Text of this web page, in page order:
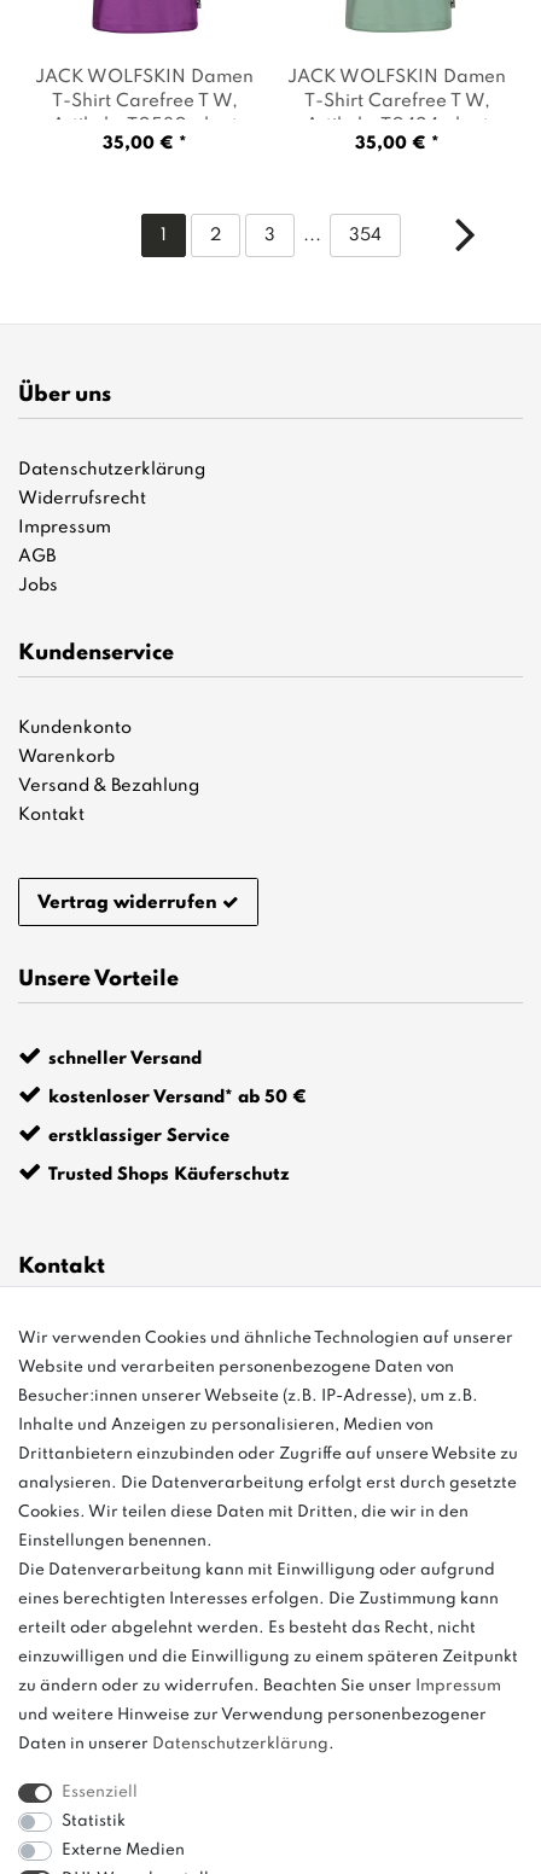
JACK WOLFSKIN Damen
T-Shirt Carefree T W,
Artikel: -T0530 plant
freesia, Farbe: Lila
35,00 € *
JACK WOLFSKIN Damen
T-Shirt Carefree T W,
Artikel: -T0424 plant
green zinna, Farbe:
35,00 € *
2 3 ... 354
Über uns
Datenschutzerklärung
Widerrufsrecht
Impressum
AGB
Jobs
Kundenservice
Kundenkonto
Warenkorb
Versand & Bezahlung
Kontakt
Vertrag widerrufen
Unsere Vorteile
schneller Versand
kostenloser Versand* ab 50 €
erstklassiger Service
Trusted Shops Käuferschutz
Kontakt
info@bonvenon.de
03763 4048350
Montag - Freitag, 08:00 - 16:00
Anrufe aus dem dt. Festnetz zum Ortstarif, Preise aus dem Mobilfunknetz
ggf. abweichend (abhängig vom Provider).
und
weitere.
Wir verwenden Cookies und ähnliche Technologien auf unserer
Website und verarbeiten personenbezogene Daten von
Besucher:innen unserer Webseite (z.B. IP-Adresse), um z.B.
Inhalte und Anzeigen zu personalisieren, Medien von
Drittanbietern einzubinden oder Zugriffe auf unsere Website zu
analysieren. Die Datenverarbeitung erfolgt erst durch gesetzte
Cookies. Wir teilen diese Daten mit Dritten, die wir in den
Einstellungen benennen.
Die Datenverarbeitung kann mit Einwilligung oder aufgrund
eines berechtigten Interesses erfolgen. Die Zustimmung kann
erteilt oder abgelehnt werden. Es besteht das Recht, nicht
einzuwilligen und die Einwilligung zu einem späteren Zeitpunkt
zu ändern oder zu widerrufen. Beachten Sie unser
Impressum
und weitere Hinweise zur Verwendung personenbezogener
Daten in unserer Daten­schutz­erklärung.
Essenziell
Statistik
Externe Medien
Sinne einer Preisermäßigung, sondern lediglich
einen Preisvergleich zur unverbindlichen
Preisempfehlung seitens des Herstellers dar.